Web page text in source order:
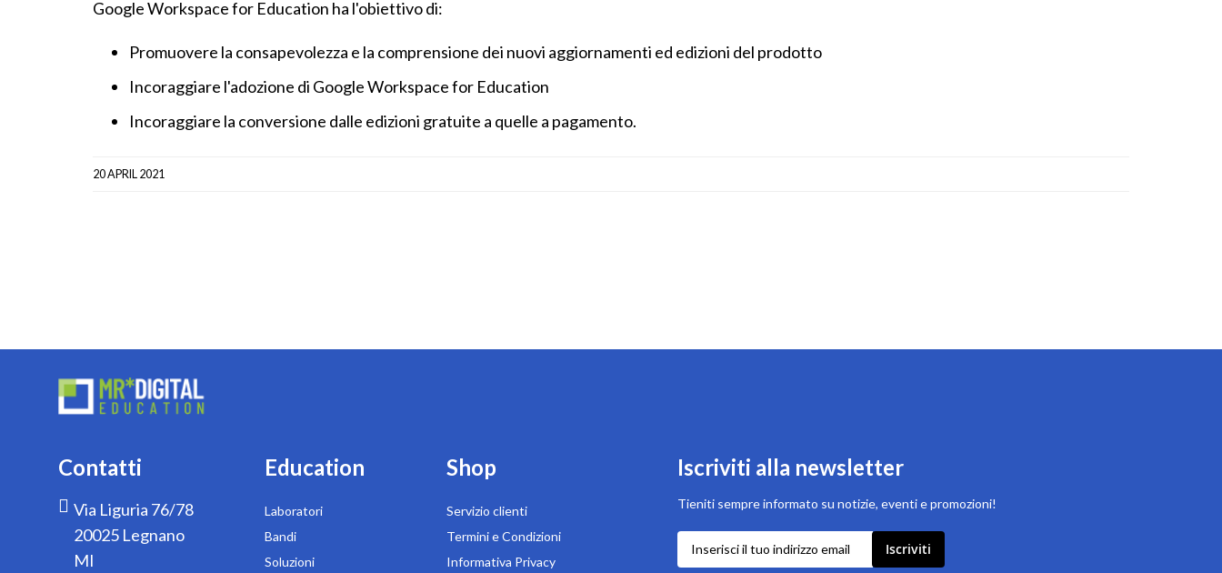
Google Workspace for Education ha l'obiettivo di:
Promuovere la consapevolezza e la comprensione dei nuovi aggiornamenti ed edizioni del prodotto
Incoraggiare l'adozione di Google Workspace for Education
Incoraggiare la conversione dalle edizioni gratuite a quelle a pagamento.
20 APRIL 2021
Contatti
Via Liguria 76/78
20025 Legnano
MI
Education
Laboratori
Bandi
Soluzioni
Shop
Servizio clienti
Termini e Condizioni
Informativa Privacy
Iscriviti alla newsletter
Tieniti sempre informato su notizie, eventi e promozioni!
Iscriviti
alla
Iscriviti